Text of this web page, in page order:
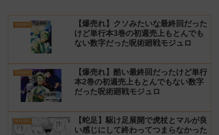
呪術廻戦
【爆売れ】クソみたいな最終回だった
けど単行本3巻の初週売上もとんでも
ない数字だった呪術廻戦モジュロ
呪術廻戦
【爆売れ】酷い最終回だったけど単行
本2巻の初週売上もとんでもない数字
だった呪術廻戦モジュロ
呪術廻戦
【蛇足】駆け足展開で虎杖とマルが良
い感じにして終わってつまらなかった